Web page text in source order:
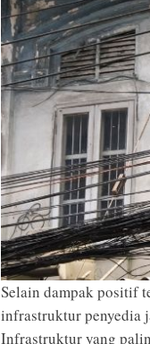
Selain dampak positif
infrastruktur penyedia
Infrastruktur yang